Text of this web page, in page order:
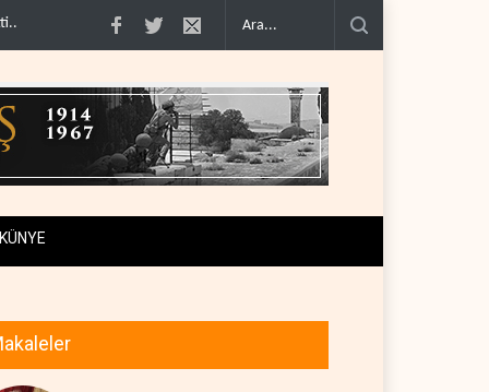
.. İsrail, beyin göçünde rekora koşuyor.. Kolombiya kartelleri
KÜNYE